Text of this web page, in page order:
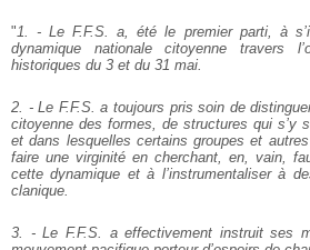
"1. - Le F.F.S. a, été le premier parti, à
dynamique nationale citoyenne travers
historiques du 3 et du 31 mai.
2. - Le F.F.S. a toujours pris soin de
citoyenne des formes, de structures qui s’y
et dans lesquelles certains groupes et
faire une virginité en cherchant, en, vain,
cette dynamique et à l’instrumentaliser à
clanique.
3. - Le F.F.S. a effectivement instruit ses